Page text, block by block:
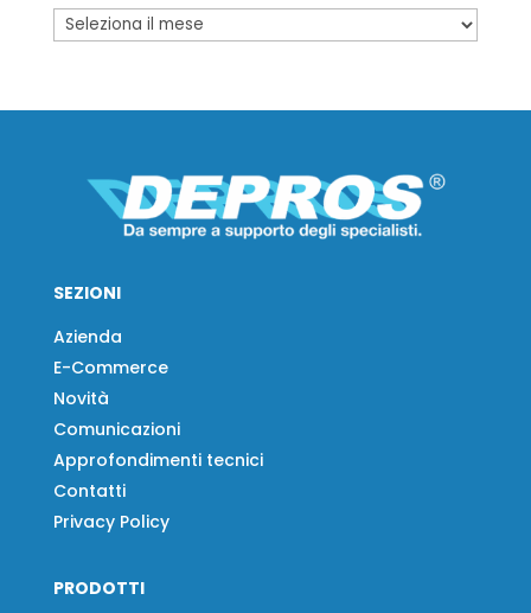
SEZIONI
Azienda
E-Commerce
Novità
Comunicazioni
Approfondimenti tecnici
Contatti
Privacy Policy
PRODOTTI